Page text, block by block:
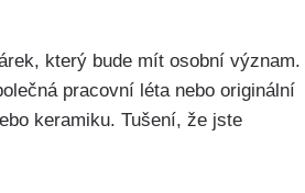
který bude mít osobní význam.
pracovní léta nebo originální
keramiku. Tušení, že jste